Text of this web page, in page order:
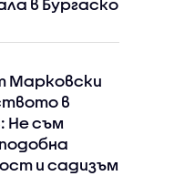
в Бургаско
Марковски
в
Не съм
и садизъм